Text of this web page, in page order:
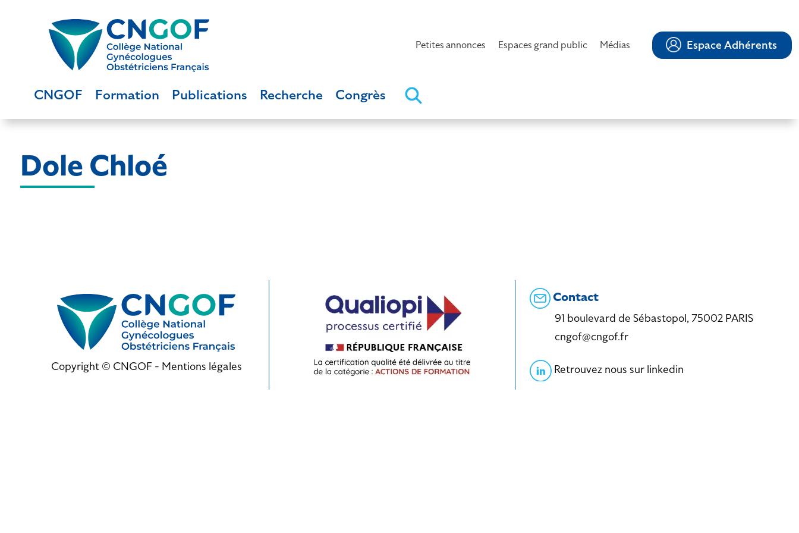
Petites annonces Espaces grand public Médias Espace Adhérents
CNGOF Formation Publications Recherche Congrès
Dole Chloé
Copyright © CNGOF - Mentions légales
Contact
91 boulevard de Sébastopol, 75002 PARIS
cngof@cngof.fr
Retrouvez nous sur linkedin